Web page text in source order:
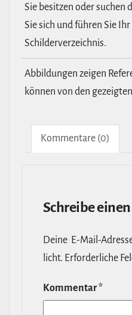
Sie besitzen oder suchen
Sie sich und führen Sie Ihr
Schilderverzeichnis.
Abbildungen zeigen
können von den
Kom­men­tare (0)
Schreibe
Deine E‑Mail-​
licht. Erfor­der­liche
Kommentar*